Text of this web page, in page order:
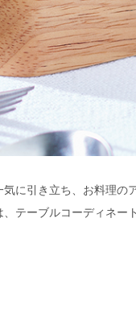
に引き立ち、お料理の
テーブルコーディネー